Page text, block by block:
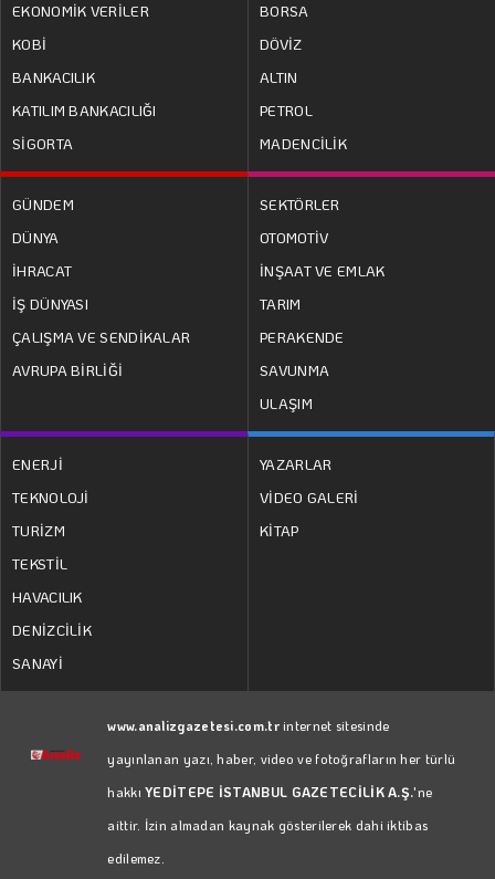
EKONOMİK VERİLER
KOBİ
BANKACILIK
KATILIM BANKACILIĞI
SİGORTA
BORSA
DÖVİZ
ALTIN
PETROL
MADENCİLİK
GÜNDEM
DÜNYA
İHRACAT
İŞ DÜNYASI
ÇALIŞMA VE SENDİKALAR
AVRUPA BİRLİĞİ
SEKTÖRLER
OTOMOTİV
İNŞAAT VE EMLAK
TARIM
PERAKENDE
SAVUNMA
ULAŞIM
ENERJİ
TEKNOLOJİ
TURİZM
TEKSTİL
HAVACILIK
DENİZCİLİK
SANAYİ
YAZARLAR
VİDEO GALERİ
KİTAP
www.analizgazetesi.com.trinternet sitesinde
yayınlanan yazı, haber, video ve fotoğrafların her türlü
hakkıYEDİTEPE İSTANBUL GAZETECİLİK A.Ş.'ne
aittir. İzin almadan kaynak gösterilerek dahi iktibas
edilemez.